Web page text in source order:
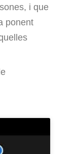
i que
ponent